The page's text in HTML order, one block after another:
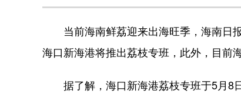
当前海南鲜荔迎来出海旺季，海南日报
海口新海港将推出荔枝专班，此外，目前
据了解，海口新海港荔枝专班于5月8